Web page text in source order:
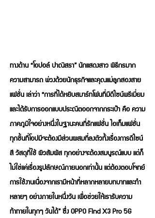
ทางด้าน “โอปอล์ ปาณิสรา” นักแสดงสาว พิธีกรมาก
ความสามารถ พ่วงด้วยนักธุรกิจและคุณแม่ลูกสองสาย
แฟชั่น เล่าว่า “การที่ได้หยิบสมาร์ทโฟนที่มีดีไซน์พรีเมี่ยม
และได้รับการออกแบบประณีตออกจากกระเป๋า คือ ความ
ภาคภูมิใจอย่างหนึ่งในฐานะคนที่รักแฟชั่น ไอเท็มแฟชั่น
ทุกชิ้นที่โอปมีจะต้องมีส่วนผสมที่ลงตัวทั้งเรื่องการดีไซน์
สี วัสดุที่ใช้ ผิวสัมผัส ทุกอย่างจะต้องสมบูรณ์แบบ แต่ก็
ไม่ใช่แค่เรื่องรูปลักษณ์ภายนอกเท่านั้น แต่ต้องตอบโจทย์
การใช้งานเนื่องจากเรามีหน้าที่หลากหลายบทบาทและทำ
หลายๆ อย่างภายในหนึ่งวัน เพื่อช่วยให้เรารับความ
ท้าทายในทุกๆ วันได้” ซึ่ง OPPO Find X3 Pro 5G